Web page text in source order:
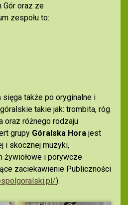
oraz ze
zespołu to:
sięga także po oryginalne i
takie jak: trombita, róg
oraz różnego rodzaju
grupy Góralska Hora jest
i skocznej muzyki,
żywiołowe i porywcze
zaciekawienie Publiczności
).